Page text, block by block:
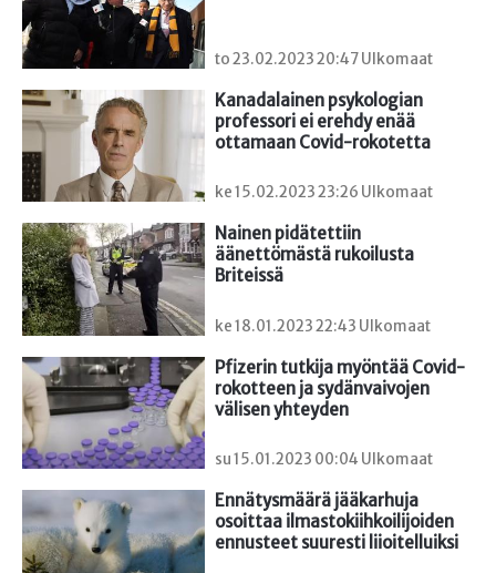
to 23.02.2023 20:47 Ulkomaat
Kanadalainen psykologian
professori ei erehdy enää
ottamaan Covid-rokotetta
ke 15.02.2023 23:26 Ulkomaat
Nainen pidätettiin
äänettömästä rukoilusta
Briteissä
ke 18.01.2023 22:43 Ulkomaat
Pfizerin tutkija myöntää Covid-
rokotteen ja sydänvaivojen
välisen yhteyden
su 15.01.2023 00:04 Ulkomaat
Ennätysmäärä jääkarhuja
osoittaa ilmastokiihkoilijoiden
ennusteet suuresti liioitelluiksi